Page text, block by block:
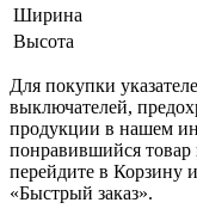
Ширина
Высота
Для покупки
выключателей,
продукции в нашем
понравившийся товар
перейдите в Корзину
«Быстрый заказ».